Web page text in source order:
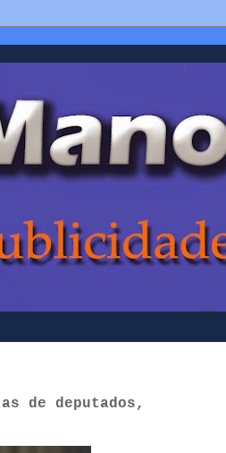
de deputados,